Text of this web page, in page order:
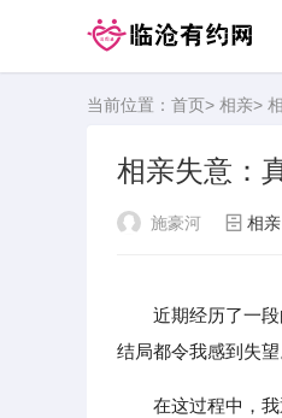
当前位置： 首页> 相亲>
相亲失意：
施豪河 相亲
近期经历了一
结局都令我感到失
在这过程中，